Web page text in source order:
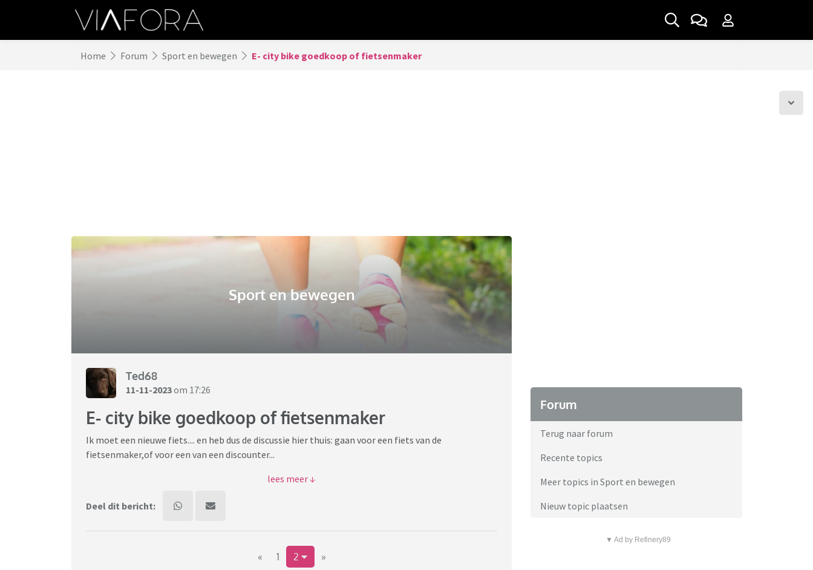
Home Forum Sport en bewegen E- city bike goedkoop of fietsenmaker
Sport en bewegen
Ted68
11-11-2023om 17:26
E- city bike goedkoop of fietsenmaker
Ik moet een nieuwe fiets.... en heb dus de discussie hier thuis: gaan voor een fiets van de
fietsenmaker,of voor een van een discounter...
Man vind het onzin om de porsche onder de fietsen te kopen,en ik. Ga voor de service van de
Deel dit bericht:
« 1 2 »
Forum
Terug naar forum
Recente topics
Meer topics in Sport en bewegen
Nieuw topic plaatsen
▼ Ad by Refinery89